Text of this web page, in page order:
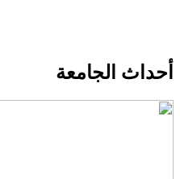
أحداث الجامعة